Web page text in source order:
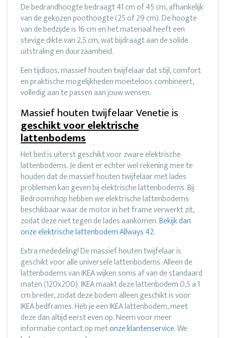
De bedrandhoogte bedraagt 41 cm of 45 cm, afhankelijk
van de gekozen poothoogte (25 of 29 cm). De hoogte
van de bedzijde is 16 cm en het materiaal heeft een
stevige dikte van 2,5 cm, wat bijdraagt aan de solide
uitstraling en duurzaamheid.
Een tijdloos, massief houten twijfelaar dat stijl, comfort
en praktische mogelijkheden moeiteloos combineert,
volledig aan te passen aan jouw wensen.
Massief houten twijfelaar Venetie is
geschikt voor elektrische
lattenbodems
Het bed is uiterst geschikt voor zware elektrische
lattenbodems. Je dient er echter wel rekening mee te
houden dat de massief houten twijfelaar met lades
problemen kan geven bij elektrische lattenbodems. Bij
Bedroomshop hebben we elektrische lattenbodems
beschikbaar waar de motor in het frame verwerkt zit,
zodat deze niet tegen de lades aankomen.Bekijk dan
onze elektrische lattenbodem Allways 42.
Extra mededeling! De massief houten twijfelaar is
geschikt voor alle universele lattenbodems. Alleen de
lattenbodems van IKEA wijken soms af van de standaard
maten (120x200). IKEA maakt deze lattenbodem 0,5 a 1
cm breder, zodat deze bodem alleen geschikt is voor
IKEA bedframes. Heb je een IKEA lattenbodem, meet
deze dan altijd eerst even op. Neem voor meer
informatie contact op metonze klantenservice. We